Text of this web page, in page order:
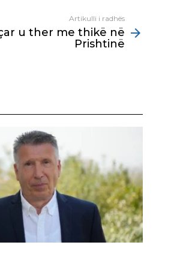
Artikulli i radhës
u ther me thikë në
Prishtinë